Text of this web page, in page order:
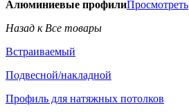
Алюминиевые профилиПросмотреть
Назад к Все товары
Встраиваемый
Подвесной/накладной
Профиль для натяжных потолков